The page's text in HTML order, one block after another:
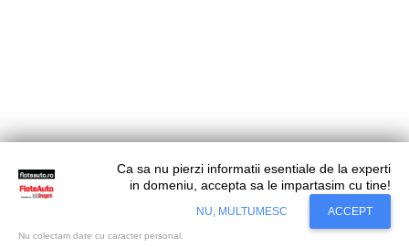
Investitorul strategic începe evaluarea
Astăzi începe procedura de due dilligence, prin care
Situl nostru utilizeaza cookies. Ce inseamna
Accept
Ca sa nu pierzi informatii esentiale de la experti
in domeniu, accepta sa le impartasim cu tine!
NU, MULTUMESC ACCEPT
Nu colectam date cu caracter personal.